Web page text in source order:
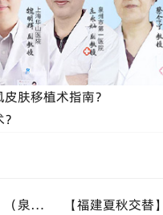
肤移植术指南？
“八月末，秋风初至”｜（泉州）福建泉州中科白癜风医院，聊聊白癜风换季防护关键点